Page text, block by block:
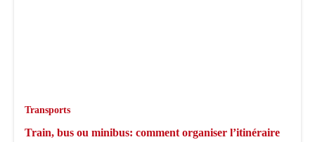
Transports
Train, bus ou minibus: comment organiser l’itinéraire